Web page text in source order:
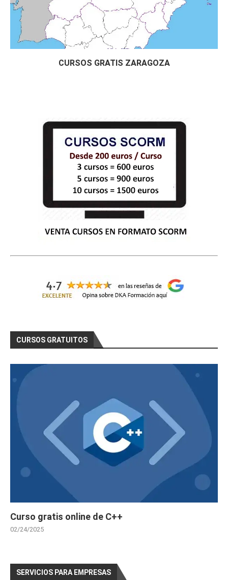
Curso Gratis Trazabilidad Alimentaria (7
5 horas)
Curso Gratis Almacenamiento de Productos
Hortofrutícolas (24 horas)
Curso Gratis Riesgos en Mataderos de Ave
hop y GIMP) (65 horas)
Curso Gratis Conocimiento del Producto e
n Ferretería (25 horas)
Curso Gratis Nuevas Tecnologías en la PY
Curso Gratis Promoción y Merchandising C
omercios (70 horas)
Curso Gratis Escaparatismo de Establecim
iento Comercial (80 horas)
Curso Gratis Gestión de Almacén (25 hora
Curso Gratis Organización del proceso de
de Datos en las pymes (20 horas)
Curso Gratis Comunicación y Atención Tel
Curso Gratis Logística de Almacenamiento
(25 horas)
s y Embalajes (25 horas)
Curso Gratis de Escaparatismo Comercial
(60 horas)
Curso Gratis Organización del Transporte
Mercancias por Carreteras (30 horas)
Curso Gratis Estrategia de supervivencia
frente a grandes superficies (20 horas)
Curso Gratis Introducción a las Nuevas T
ecnologías pequeño comercio (20 horas)
Curso Gratis Decoracion de escaparates
(30 horas)
Curso Gratis Presentación y empaquetados
de regalos (30 horas)
Curso Gratis Comercio Electrónico (30 ho
(20 horas)
Curso Gratis de Implantación de Espacios
Curso Gratis Supervivencia frende a Gran
des Superficies (20 horas)
CURSOS GRATIS ZARAGOZA
CURSOS GRATUITOS
Curso gratis online de C++
02/24/2025
SERVICIOS PARA EMPRESAS